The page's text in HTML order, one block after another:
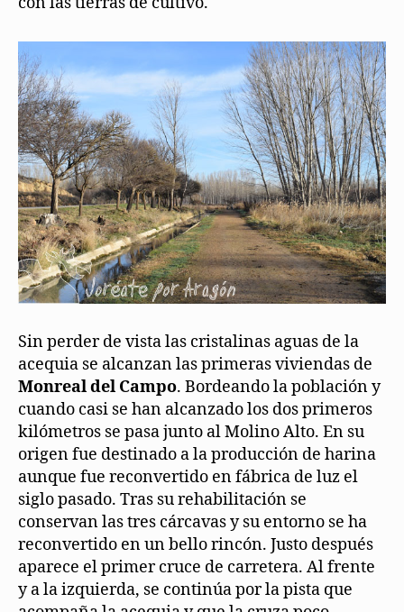
Sin perder de vista las cristalinas aguas de la
acequia se alcanzan las primeras viviendas de
Monreal del Campo. Bordeando la población y
cuando casi se han alcanzado los dos primeros
kilómetros se pasa junto al Molino Alto. En su
origen fue destinado a la producción de harina
aunque fue reconvertido en fábrica de luz el
siglo pasado. Tras su rehabilitación se
conservan las tres cárcavas y su entorno se ha
reconvertido en un bello rincón. Justo después
aparece el primer cruce de carretera. Al frente
y a la izquierda, se continúa por la pista que